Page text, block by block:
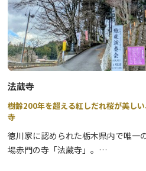
法蔵寺
樹齢200年を超える紅しだれ桜が美し
寺
徳川家に認められた栃木県内で唯一
場赤門の寺「法蔵寺」。